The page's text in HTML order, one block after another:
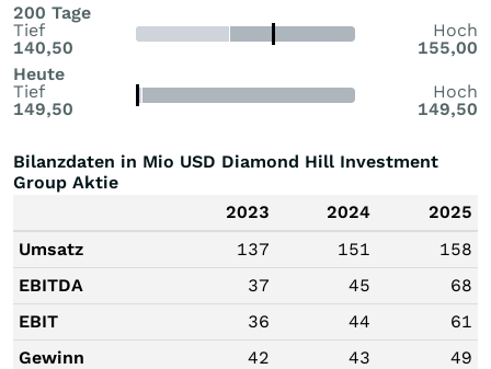
200 Tage
Tief
140,50
Hoch
155,00
Heute
Tief
149,50
Hoch
149,50
Bilanzdaten in Mio USD Diamond Hill Investment
Group Aktie
2023
2024
2025
Umsatz
137 151
158
EBITDA
37 45
68
EBIT
36 44
61
Gewinn
42 43 49